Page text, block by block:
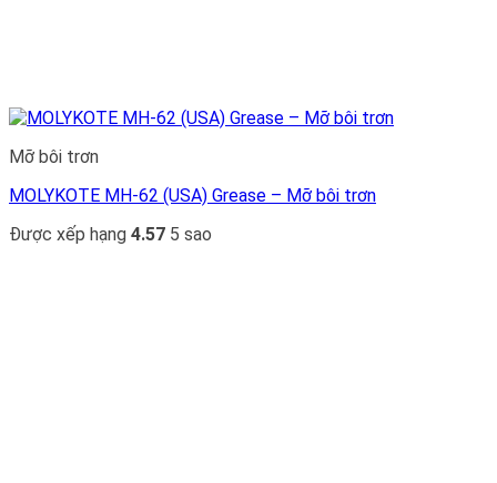
Mỡ bôi trơn
MOLYKOTE MH-62 (USA) Grease – Mỡ bôi trơn
Được xếp hạng 4.57 5 sao